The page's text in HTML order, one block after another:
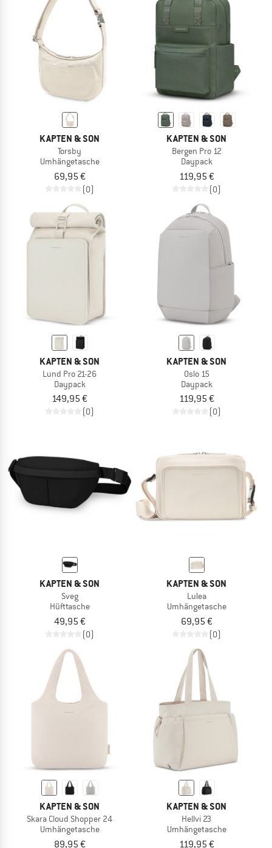
KAPTEN & SON
Torsby
Umhängetasche
69,95 €
(0)
KAPTEN & SON
Bergen Pro 12
Daypack
119,95 €
(0)
KAPTEN & SON
Lund Pro 21-26
Daypack
149,95 €
(0)
KAPTEN & SON
Oslo 15
Daypack
119,95 €
(0)
KAPTEN & SON
Sveg
Hüfttasche
49,95 €
(0)
KAPTEN & SON
Lulea
Umhängetasche
69,95 €
(0)
KAPTEN & SON
Skara Cloud Shopper 24
Umhängetasche
89,95 €
KAPTEN & SON
Hellvi 23
Umhängetasche
119,95 €